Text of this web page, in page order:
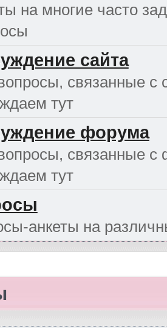
на многие часто
сайта
связанные с
тут
форума
связанные
тут
анкеты на